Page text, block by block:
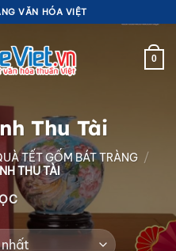
VĂN HÓA VIỆT
0
Thu Tài
TẾT GỐM BÁT TRÀNG /
THU TÀI